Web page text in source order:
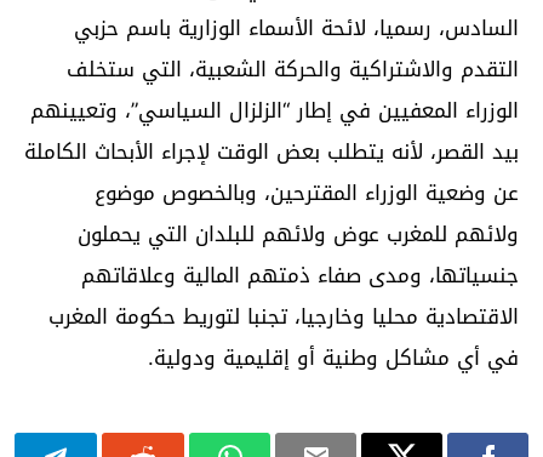
السادس، رسميا، لائحة الأسماء الوزارية باسم حزبي
التقدم والاشتراكية والحركة الشعبية، التي ستخلف
الوزراء المعفيين في إطار “الزلزال السياسي”، وتعيينهم
بيد القصر، لأنه يتطلب بعض الوقت لإجراء الأبحاث الكاملة
عن وضعية الوزراء المقترحين، وبالخصوص موضوع
ولائهم للمغرب عوض ولائهم للبلدان التي يحملون
جنسياتها، ومدى صفاء ذمتهم المالية وعلاقاتهم
الاقتصادية محليا وخارجيا، تجنبا لتوريط حكومة المغرب
في أي مشاكل وطنية أو إقليمية ودولية.